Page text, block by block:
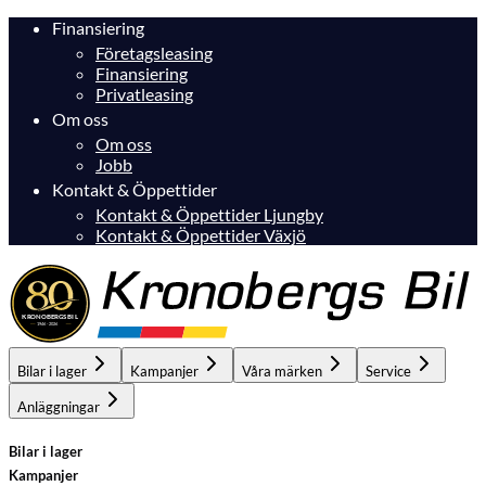
Finansiering
Företagsleasing
Finansiering
Privatleasing
Om oss
Om oss
Jobb
Kontakt & Öppettider
Kontakt & Öppettider Ljungby
Kontakt & Öppettider Växjö
Bilar i lager Kampanjer Våra märken Service
Anläggningar
Bilar i lager
Kampanjer